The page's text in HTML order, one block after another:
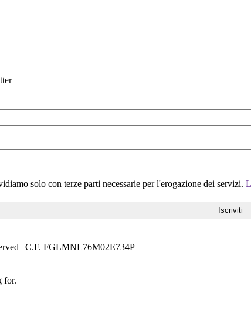
solo con terze parti necessarie per l'erogazione dei servizi.
| C.F. FGLMNL76M02E734P
for.